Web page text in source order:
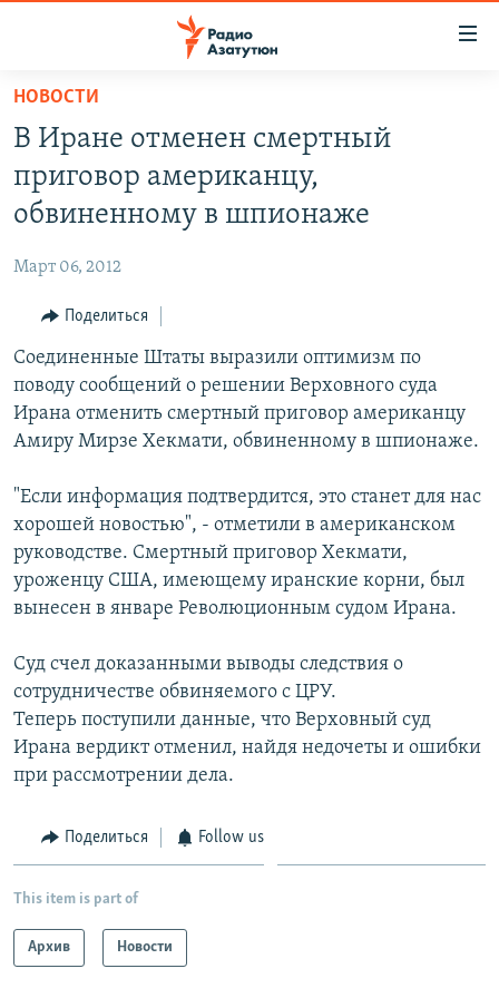
Перейти
основному
содержанию
Перейти
основной
навигации
Перейти
поиску
НОВОСТИ
ПОЛИТИКА
ЭКОНОМИКА
РЕГИОН
НАГОРНЫЙ КАРАБАХ
КУЛЬТУРА
СПОРТ
Հայերեն
English
Русский
Все сайты Радио Азатутюн
НОВОСТИ
В Иране отменен смертный
приговор американцу,
обвиненному в шпионаже
Март 06, 2012
Поделиться
Соединенные Штаты выразили оптимизм по
поводу сообщений о решении Верховного суда
Ирана отменить смертный приговор американцу
Амиру Мирзе Хекмати, обвиненному в шпионаже.
"Если информация подтвердится, это станет для нас
хорошей новостью", - отметили в американском
руководстве. Смертный приговор Хекмати,
уроженцу США, имеющему иранские корни, был
вынесен в январе Революционным судом Ирана.
Суд счел доказанными выводы следствия о
сотрудничестве обвиняемого с ЦРУ.
Теперь поступили данные, что Верховный суд
Ирана вердикт отменил, найдя недочеты и ошибки
при рассмотрении дела.
Поделиться Follow us
This item is part of
Архив Новости